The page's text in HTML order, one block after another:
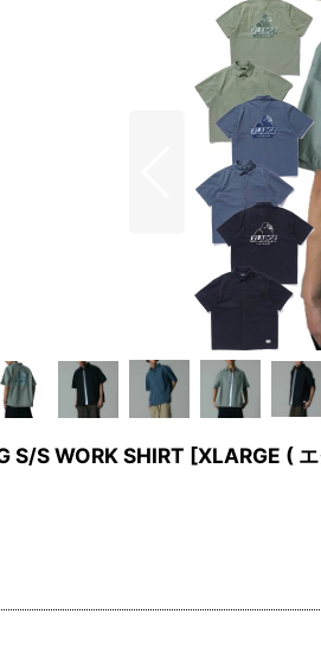
S/S WORK SHIRT [XLARGE (